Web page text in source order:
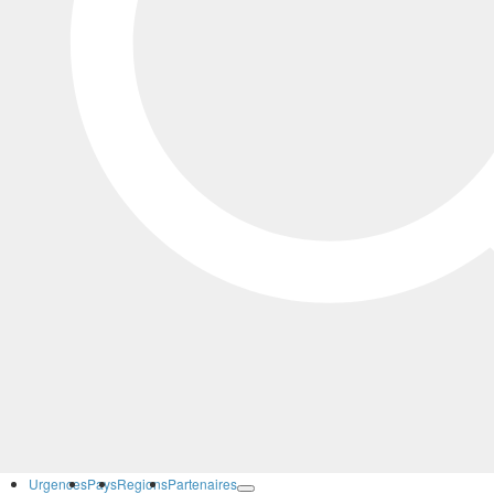
UrgencesPaysRegionsPartenaires